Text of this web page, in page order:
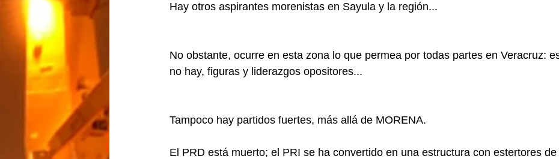
Hay otros aspirantes morenistas en Sayula y la región...
No obstante, ocurre en esta zona lo que permea por todas partes en Veracruz:
no hay, figuras y liderazgos opositores...
Tampoco hay partidos fuertes, más allá de MORENA.
El PRD está muerto; el PRI se ha convertido en una estructura con estertores